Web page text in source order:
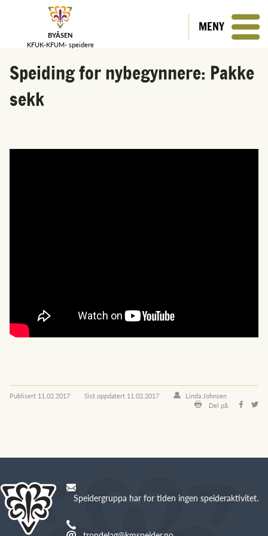
BYÅSEN
KFUK-KFUM- speidere
MENY
Speiding for nybegynnere: Pakke
sekk
Publisert 11.02.2017 Sist oppdatert 11.02.2017
Linda Johnsen
Del på:
Speidergruppa har for tiden ingen speideraktivitet.